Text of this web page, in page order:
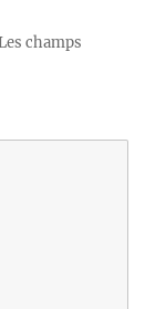
champs